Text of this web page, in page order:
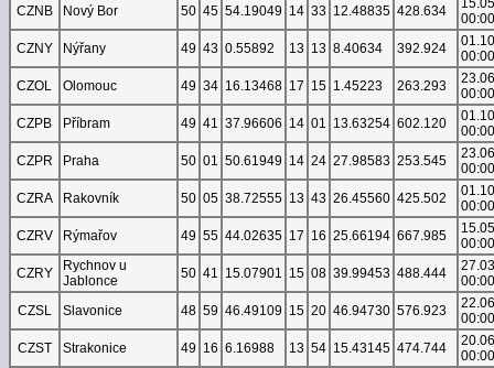
CZNB Nový Bor 50 45 54.19049 14 33 12.48835 428.634
00:00
CZNY
Nýřany 49 43 0.55892 13 13 8.40634 392.924
00:00
CZOL
Olomouc 49 34 16.13468 17 15 1.45223 263.293
00:00
CZPB
Příbram 49 41 37.96606 14 01 13.63254 602.120
00:00
CZPR
Praha 50 01 50.61949 14 24 27.98583 253.545
00:00
CZRA
Rakovník 50 05 38.72555 13 43 26.45560 425.502
00:00
CZRV
Rýmařov 49 55 44.02635 17 16 25.66194 667.985
00:00
CZRY
Rychnov u
Jablonce
50 41 15.07901 15 08 39.99453 488.444
00:00
CZSL
Slavonice 48 59 46.49109 15 20 46.94730 576.923
00:00
CZST
Strakonice 49 16 6.16988 13 54 15.43145 474.744
00:00